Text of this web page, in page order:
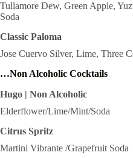
Tullamore Dew, Green Apple,
Soda
Classic Paloma
Jose Cuervo Silver, Lime, Three
…Non Alcoholic Cocktails
Hugo | Non Alcoholic
Elderflower/Lime/Mint/Soda
Citrus Spritz
Martini Vibrante /Grapefruit Soda